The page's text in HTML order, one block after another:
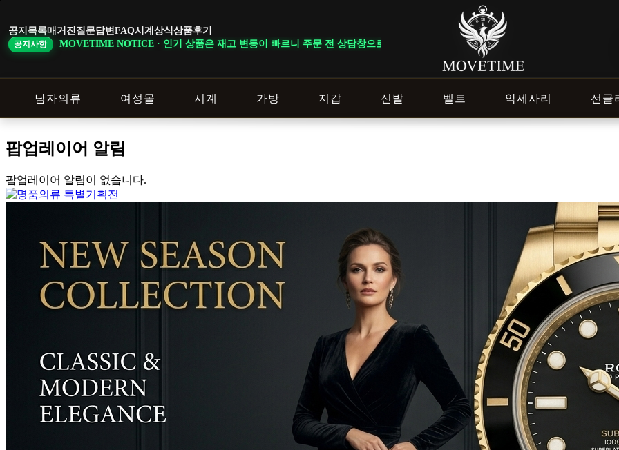
공지목록매거진 질문답변 FAQ시계상식상품후기
공지사항
· 인기 상품은 재고 변동이 빠르니 주문 전 상담창으로 확인해 주세요. ｜ VIP NOTICE · 일부 상품은 회원 등급 및 이벤트 조건에 따
남자의류 여성몰 시계 가방 지갑 신발 벨트 악세사리 선글
바
로
기
팝업레이어 알림
팝업레이어 알림이 없습니다.